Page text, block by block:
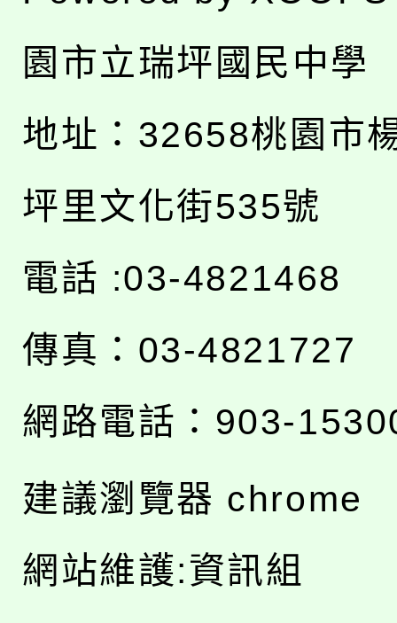
園市立瑞坪國民中學
地址： 32658桃園市
坪里文化街535號
電話 :03-4821468
傳真：03-4821727
網路電話：903-
建議瀏覽器 chrome
網站維護:資訊組